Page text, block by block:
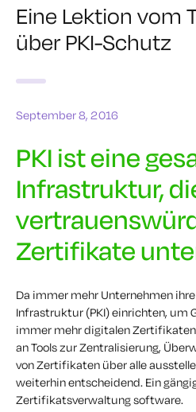
Eine Lektion vom
über PKI-Schutz
September 8, 2016
PKI ist eine
Infrastruktur,
Zertifikate
Da immer mehr Unternehmen
Infrastruktur (PKI) einrichten, um
immer mehr digitalen
an Tools zur Zentralisierung,
von Zertifikaten über alle
weiterhin entscheidend. Ein
Zertifikatsverwaltung software.